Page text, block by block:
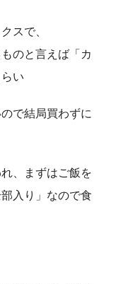
スで、
のと言えば「カ
い
で結局買わずに
、まずはご飯を
入り」なので食